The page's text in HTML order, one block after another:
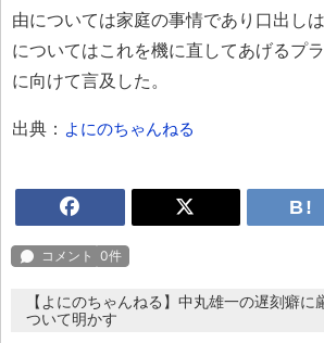
由については家庭の事情であり口出し
についてはこれを機に直してあげるプ
に向けて言及した。
出典： よにのちゃんねる
【よにのちゃんねる】中丸雄一の遅刻癖に
ついて明かす